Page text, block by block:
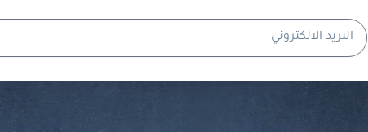
البريد
الالكتروني